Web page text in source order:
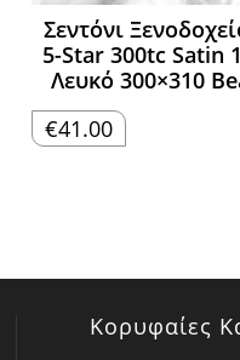
Σεντόνι
5-Star 300tc Satin
Λευκό 300×310
€41.00
Κορυφαίες